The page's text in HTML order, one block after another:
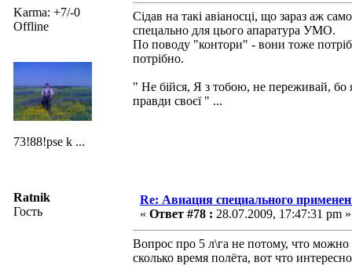
Karma: +7/-0
Offline
73!88!pse k ...
Сідав на такі авіаносці, що зараз аж
спецально для цього апаратура УМО.
По поводу "контори" - вони тоже
потрібно.
" Не бійся, Я з тобою, не переживай,
правди своєї " ...
Ratnik
Гость
Re: Авиация специального
« Ответ #78 : 28.07.2009, 17:47:31 pm »
Вопрос про 5 л\га не потому, что
сколько время полёта, вот что